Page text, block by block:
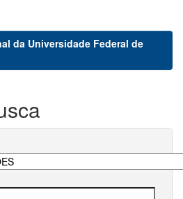
da Universidade Federal de